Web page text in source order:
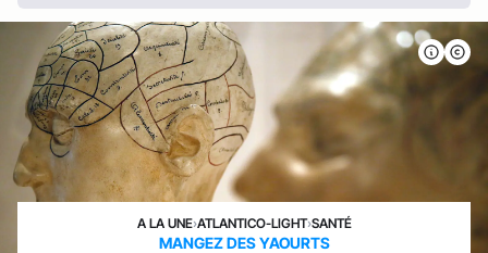
A LA UNE›ATLANTICO-LIGHT›SANTÉ
MANGEZ DES YAOURTS